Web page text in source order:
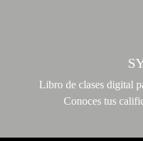
Libro de clases digital
Conoces tus